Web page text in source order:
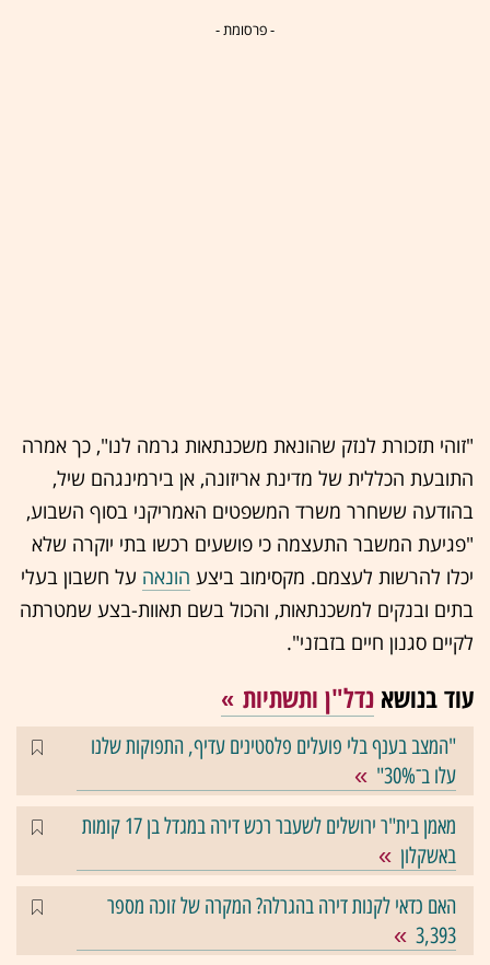
- פרסומת -
"זוהי תזכורת לנזק שהונאת משכנתאות גרמה לנו", כך אמרה
התובעת הכללית של מדינת אריזונה, אן בירמינגהם שיל,
בהודעה ששחרר משרד המשפטים האמריקני בסוף השבוע,
"פגיעת המשבר התעצמה כי פושעים רכשו בתי יוקרה שלא
יכלו להרשות לעצמם. מקסימוב ביצע הונאה על חשבון בעלי
בתים ובנקים למשכנתאות, והכול בשם תאוות-בצע שמטרתה
לקיים סגנון חיים בזבזני".
עוד בנושא נדל"ן ותשתיות
"המצב בענף בלי פועלים פלסטינים עדיף, התפוקות שלנו
עלו ב־30%"
מאמן בית"ר ירושלים לשעבר רכש דירה במגדל בן 17 קומות
באשקלון
האם כדאי לקנות דירה בהגרלה? המקרה של זוכה מספר
3,393